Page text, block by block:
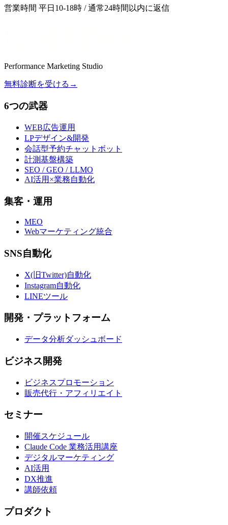
営業時間 平日10-18時 / 通常24時間以内に返信
Performance Marketing Studio
無料診断を受ける →
6つの武器
WEB広告運用
LPデザイン&開発
会話型予約チャットボット
計測基盤構築
SEO / GEO / LLMO
AI活用×業務自動化
集客・運用
MEO
Webマーケティング統合
SNS自動化
X(旧Twitter)自動化
Instagram自動化
LINEツール
開発・プラットフォーム
データ分析ダッシュボード
ビジネス開発
ビジネスプロモーション
販売代行・アフィリエイト
セミナー
開催スケジュール
Claude Code 業務活用講座
デジタルマーケティング
AI活用
DX推進
講師依頼
プロダクト